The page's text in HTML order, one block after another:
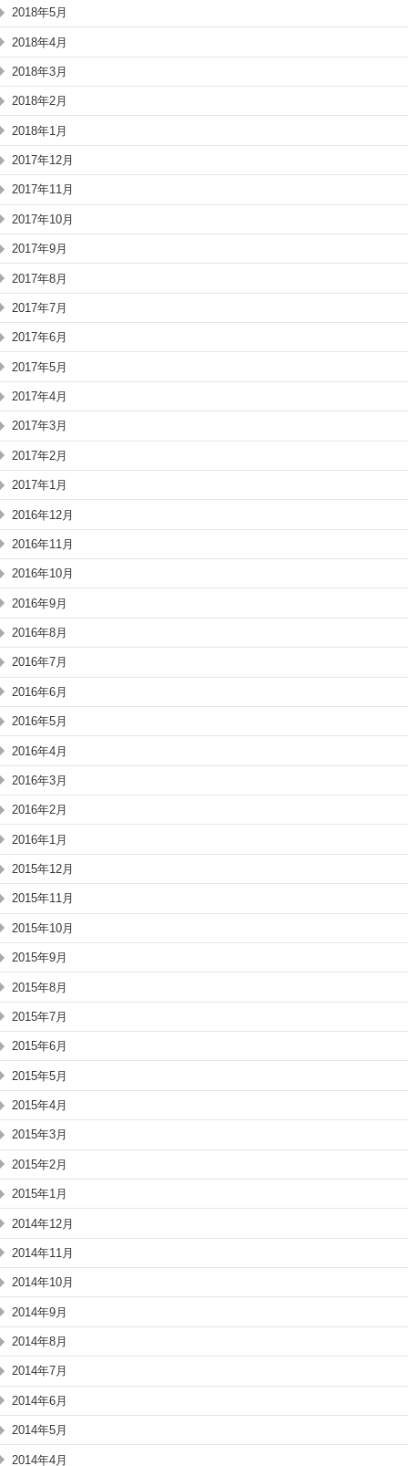
2018年5月
2018年4月
2018年3月
2018年2月
2018年1月
2017年12月
2017年11月
2017年10月
2017年9月
2017年8月
2017年7月
2017年6月
2017年5月
2017年4月
2017年3月
2017年2月
2017年1月
2016年12月
2016年11月
2016年10月
2016年9月
2016年8月
2016年7月
2016年6月
2016年5月
2016年4月
2016年3月
2016年2月
2016年1月
2015年12月
2015年11月
2015年10月
2015年9月
2015年8月
2015年7月
2015年6月
2015年5月
2015年4月
2015年3月
2015年2月
2015年1月
2014年12月
2014年11月
2014年10月
2014年9月
2014年8月
2014年7月
2014年6月
2014年5月
2014年4月